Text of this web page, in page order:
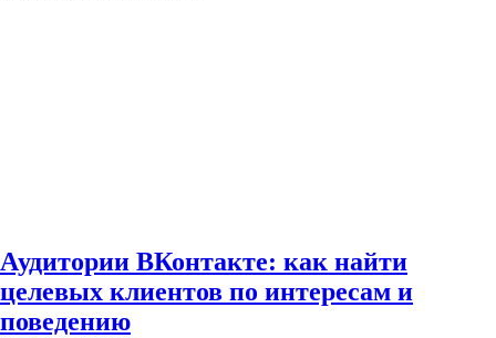
Аудитории ВКонтакте: как найти
целевых клиентов по интересам и
поведению